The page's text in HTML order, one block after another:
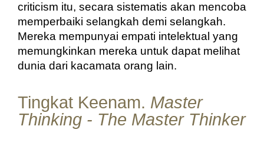
criticism itu, secara sistematis akan mencoba
memperbaiki selangkah demi selangkah.
Mereka mempunyai empati intelektual yang
memungkinkan mereka untuk dapat melihat
dunia dari kacamata orang lain.
Tingkat Keenam. Master
Thinking - The Master Thinker